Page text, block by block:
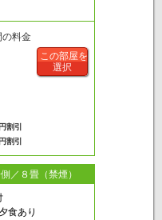
料金
割引
割引
この部屋を
選択
／８畳（禁煙）
食あり